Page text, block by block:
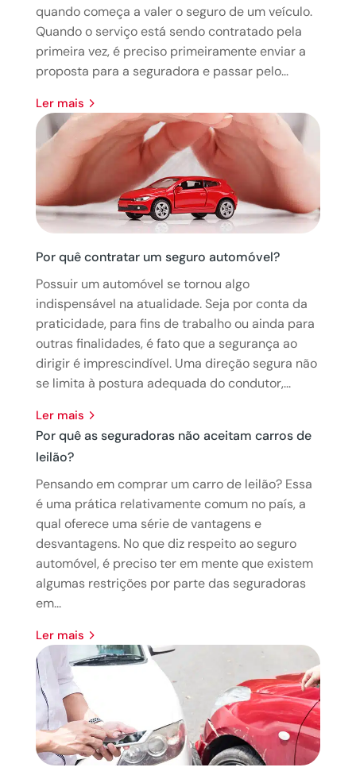
quando começa a valer o seguro de um veículo.
Quando o serviço está sendo contratado pela
primeira vez, é preciso primeiramente enviar a
proposta para a seguradora e passar pelo...
ler mais
Por quê contratar um seguro automóvel?
Possuir um automóvel se tornou algo
indispensável na atualidade. Seja por conta da
praticidade, para fins de trabalho ou ainda para
outras finalidades, é fato que a segurança ao
dirigir é imprescindível. Uma direção segura não
se limita à postura adequada do condutor,...
ler mais
Por quê as seguradoras não aceitam carros de
leilão?
Pensando em comprar um carro de leilão? Essa
é uma prática relativamente comum no país, a
qual oferece uma série de vantagens e
desvantagens. No que diz respeito ao seguro
automóvel, é preciso ter em mente que existem
algumas restrições por parte das seguradoras
em...
ler mais